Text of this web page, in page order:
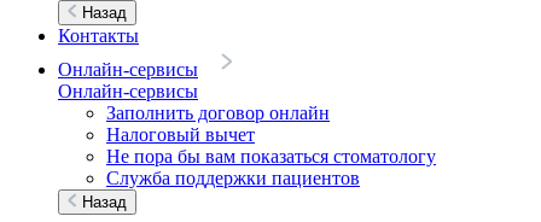
Назад
Контакты
Онлайн-сервисы
Онлайн-сервисы
Заполнить договор онлайн
Налоговый вычет
Не пора бы вам показаться стоматологу
Служба поддержки пациентов
Назад